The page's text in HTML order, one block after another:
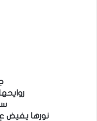
نورها يفيض